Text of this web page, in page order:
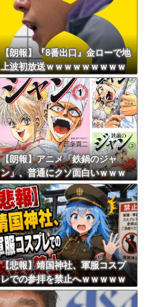
Powered by livedoor 相互RSS
【朗報】『8番出口』金ローで地
上波初放送ｗｗｗｗｗｗｗｗｗ
ｗｗｗｗ
【朗報】アニメ「鉄鍋のジャ
ン」、普通にクソ面白いｗｗｗ
ｗｗｗｗｗｗｗｗ
【悲報】靖国神社、軍服コスプ
レでの参拝を禁止へｗｗｗｗｗ
ｗｗｗｗｗｗｗｗｗｗｗｗｗｗ